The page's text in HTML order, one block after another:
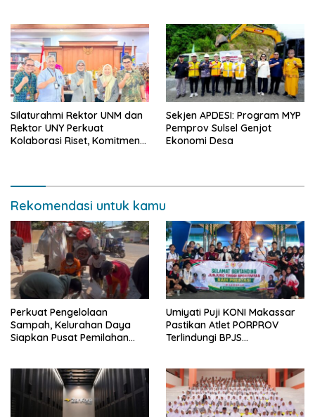
Infrastruktur AI Terintegerasi
Silaturahmi Rektor UNM dan
Rektor UNY Perkuat
Kolaborasi Riset, Komitmen
Sekjen APDESI: Program MYP
Pemprov Sulsel Genjot
Ekonomi Desa
Rekomendasi untuk kamu
Perkuat Pengelolaan
Sampah, Kelurahan Daya
Siapkan Pusat Pemilahan
Umiyati Puji KONI Makassar
Pastikan Atlet PORPROV
Terlindungi BPJS